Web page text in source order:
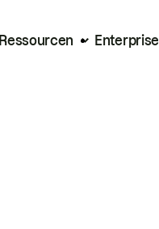
Ressourcen Enterprise